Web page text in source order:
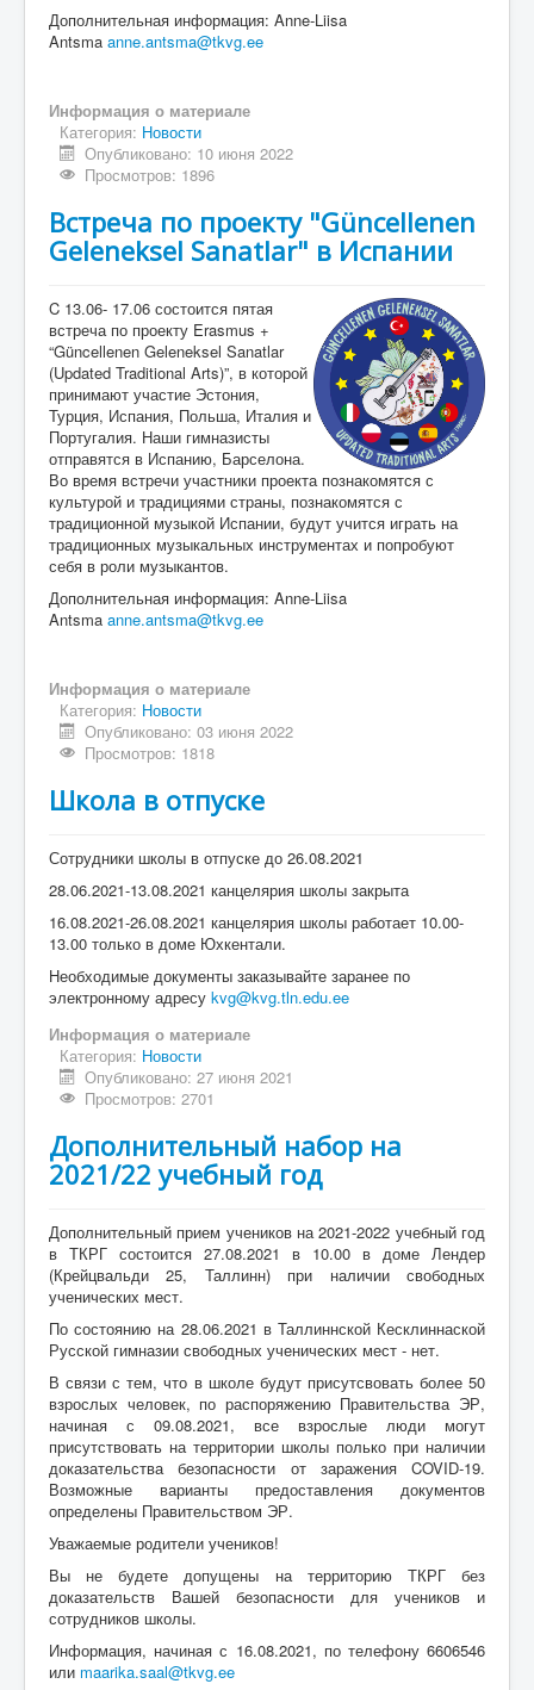
Дополнительная информация: Anne-Liisa
Antsma anne.antsma@tkvg.ee
Информация о материале
Категория: Новости
Опубликовано: 10 июня 2022
Просмотров: 1896
Встреча по проекту "Güncellenen
Geleneksel Sanatlar" в Испании
C 13.06- 17.06 состоится пятая
встреча по проекту Erasmus +
“Güncellenen Geleneksel Sanatlar
(Updated Traditional Arts)”, в которой
принимают участие Эстония,
Турция, Испания, Польша, Италия и
Португалия. Наши гимназисты
отправятся в Испанию, Барселона.
Во время встречи участники проекта познакомятся с
культурой и традициями страны, познакомятся с
традиционной музыкой Испании, будут учится играть на
традиционных музыкальных инструментах и попробуют
себя в роли музыкантов.
Дополнительная информация: Anne-Liisa
Antsma anne.antsma@tkvg.ee
Информация о материале
Категория: Новости
Опубликовано: 03 июня 2022
Просмотров: 1818
Школа в отпуске
Сотрудники школы в отпуске до 26.08.2021
28.06.2021-13.08.2021 канцелярия школы закрыта
16.08.2021-26.08.2021 канцелярия школы работает 10.00-
13.00 только в доме Юхкентали.
Необходимые документы заказывайте заранее по
электронному адресу kvg@kvg.tln.edu.ee
Информация о материале
Категория: Новости
Опубликовано: 27 июня 2021
Просмотров: 2701
Дополнительный набор на
2021/22 учебный год
Дополнительный прием учеников на 2021-2022 учебный год
в ТКРГ состоится 27.08.2021 в 10.00 в доме Лендер
(Крейцвальди 25, Таллинн) при наличии свободных
ученических мест.
По состоянию на 28.06.2021 в Таллиннской Кесклиннаской
Русской гимназии свободных ученических мест - нет.
В связи с тем, что в школе будут присутсвовать более 50
взрослых человек, по распоряжению Правительства ЭР,
начиная с 09.08.2021, все взрослые люди могут
присутствовать на территории школы полько при наличии
доказательства безопасности от заражения COVID-19.
Возможные варианты предоставления документов
определены Правительством ЭР.
Уважаемые родители учеников!
Вы не будете допущены на территорию ТКРГ без
доказательств Вашей безопасности для учеников и
сотрудников школы.
Информация, начиная с 16.08.2021, по телефону 6606546
или maarika.saal@tkvg.ee